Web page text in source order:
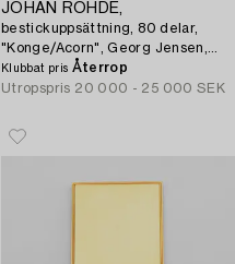
JOHAN ROHDE,
bestickuppsättning, 80 delar,
"Konge/Acorn", Georg Jensen,
Köpenhamn 1933-77.
Klubbat pris Återrop
Utropspris 20 000 - 25 000 SEK